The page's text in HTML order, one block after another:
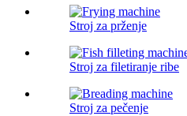
Stroj za prženje
Stroj za filetiranje ribe
Stroj za pečenje